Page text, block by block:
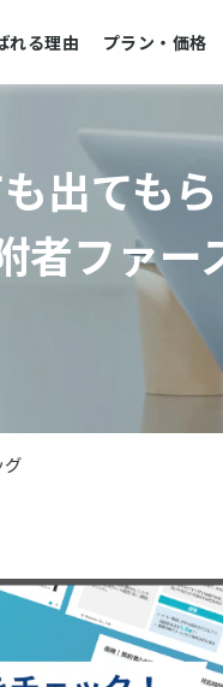
れる理由 プラン・価格
出ても
者ファ
グ